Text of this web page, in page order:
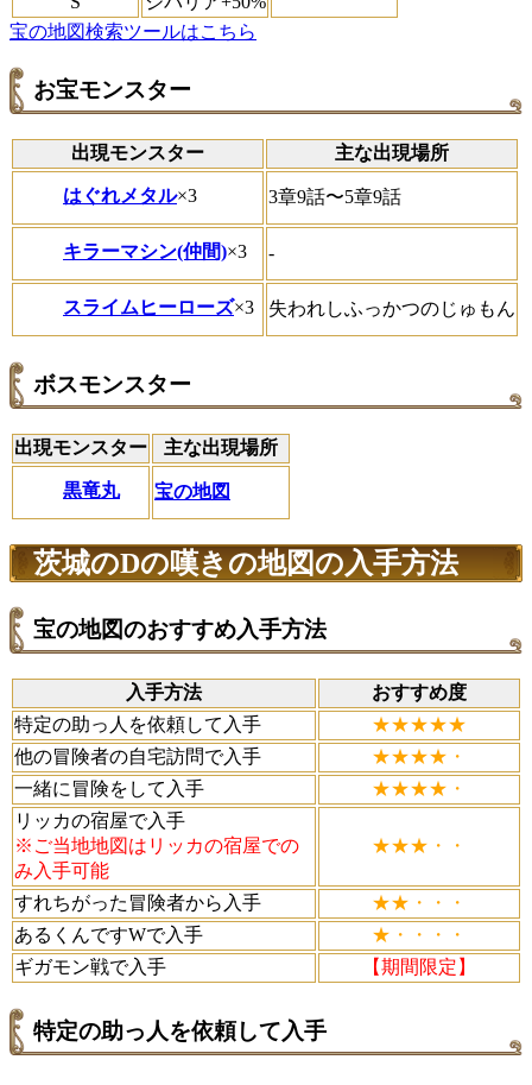
宝の地図検索ツールはこちら
お宝モンスター
出現モンスター 主な出現場所
はぐれメタル×3 3章9話〜5章9話
キラーマシン(仲間)×3 -
スライムヒーローズ×3 失われしふっかつのじゅもん
ボスモンスター
出現モンスター 主な出現場所
黒竜丸 宝の地図
茨城のDの嘆きの地図の入手方法
宝の地図のおすすめ入手方法
入手方法
おすすめ度
特定の助っ人を依頼して入手
★★★★★
他の冒険者の自宅訪問で入手
★★★★・
一緒に冒険をして入手
★★★★・
リッカの宿屋で入手
※ご当地地図はリッカの宿屋での
み入手可能
★★★・・
すれちがった冒険者から入手
★★・・・
あるくんですWで入手
★・・・・
ギガモン戦で入手
【期間限定】
特定の助っ人を依頼して入手